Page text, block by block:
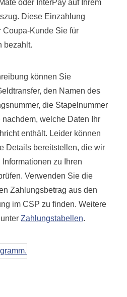
oder InterPay auf Ihrem
Diese Einzahlung
Coupa-Kunde Sie für
bezahlt.
können Sie
den Namen des
die Stapelnummer
welche Daten Ihr
enthält. Leider können
Details bereitstellen, die wir
zu Ihren
Verwenden Sie die
Zahlungsbetrag aus den
im CSP zu finden. Weitere
Zahlungstabellen.